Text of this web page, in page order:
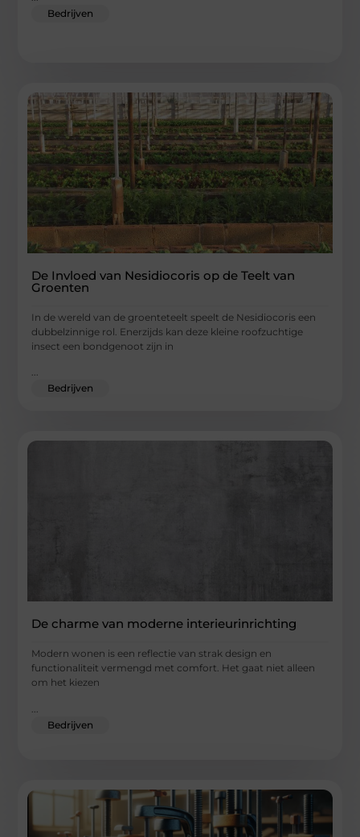
Bedrijven
De Invloed van Nesidiocoris op de Teelt van
Groenten
In de wereld van de groenteteelt speelt de Nesidiocoris een
dubbelzinnige rol. Enerzijds kan deze kleine roofzuchtige
insect een bondgenoot zijn in
...
Bedrijven
De charme van moderne interieurinrichting
Modern wonen is een reflectie van strak design en
functionaliteit vermengd met comfort. Het gaat niet alleen
om het kiezen
Bedrijven